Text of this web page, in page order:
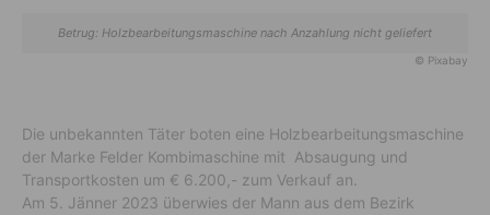
Betrug: Holzbearbeitungsmaschine nach Anzahlung nicht geliefert
© Pixabay
Die unbekannten Täter boten eine Holzbearbeitungsmaschine
der Marke Felder Kombimaschine mit Absaugung und
Transportkosten um € 6.200,- zum Verkauf an.
Am 5. Jänner 2023 überwies der Mann aus dem Bezirk